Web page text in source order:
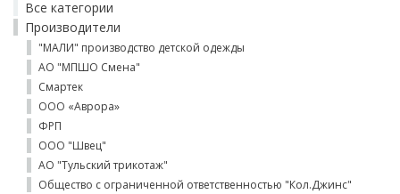
Все категории
Производители
"МАЛИ" производство детской одежды
АО "МПШО Смена"
Смартек
ООО «Аврора»
ФРП
ООО "Швец"
АО "Тульский трикотаж"
Общество с ограниченной ответственностью "Кол.Джинс"